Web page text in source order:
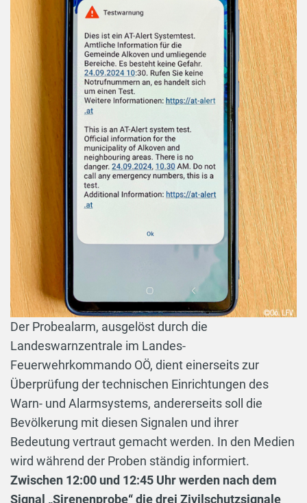
Der Probealarm, ausgelöst durch die
Landeswarnzentrale im Landes-
Feuerwehrkommando OÖ, dient einerseits zur
Überprüfung der technischen Einrichtungen des
Warn- und Alarmsystems, andererseits soll die
Bevölkerung mit diesen Signalen und ihrer
Bedeutung vertraut gemacht werden. In den Medien
wird während der Proben ständig informiert.
Zwischen 12:00 und 12:45 Uhr werden nach dem
Signal „Sirenenprobe“ die drei Zivilschutzsignale